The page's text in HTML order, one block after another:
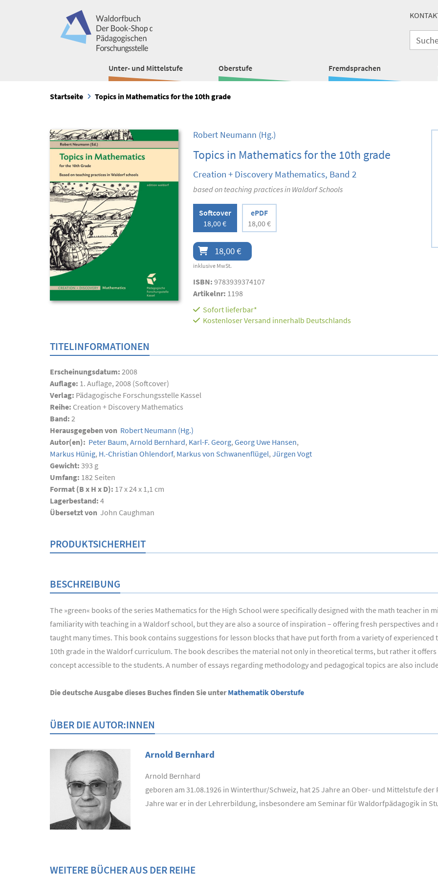
Unter- und Mittelstufe Oberstufe Fremdsprachen
Startseite Topics in Mathematics for the 10th grade
Robert Neumann (Hg.)
Topics in Mathematics for the 10th grade
Creation + Discovery Mathematics, Band 2
based on teaching practices in Waldorf Schools
Softcover
18,00 €
ePDF
18,00 €
18,00 €
inklusive MwSt.
ISBN: 9783939374107
Artikelnr: 1198
Sofort lieferbar*
Kostenloser Versand innerhalb Deutschlands
TITELINFORMATIONEN
Erscheinungsdatum: 2008
Auflage: 1. Auflage, 2008 (Softcover)
Verlag: Pädagogische Forschungsstelle Kassel
Reihe: Creation + Discovery Mathematics
Band: 2
Herausgegeben von Robert Neumann (Hg.)
Autor(en): Peter Baum, Arnold Bernhard, Karl-F. Georg, Georg Uwe Hansen,
Markus Hünig, H.-Christian Ohlendorf, Markus von Schwanenflügel, Jürgen Vogt
Gewicht: 393 g
Umfang: 182 Seiten
Format (B x H x D): 17 x 24 x 1,1 cm
Lagerbestand: 4
Übersetzt von John Caughman
PRODUKTSICHERHEIT
BESCHREIBUNG
The »green« books of the series Mathematics for the High School were specifically designed with the math teacher in
familiarity with teaching in a Waldorf school, but they are also a source of inspiration – offering fresh perspectives
taught many times. This book contains suggestions for lesson blocks that have put forth from a variety of
10th grade in the Waldorf curriculum. The book describes the material not only in theoretical terms, but rather it
concept accessible to the students. A number of essays regarding methodology and pedagogical topics are also
Die deutsche Ausgabe dieses Buches finden Sie unterMathematik Oberstufe
ÜBER DIE AUTOR:INNEN
Arnold Bernhard
Arnold Bernhard
geboren am 31.08.1926 in Winterthur/Schweiz, hat 25 Jahre an Ober- und Mittelstufe
Jahre war er in der Lehrerbildung, insbesondere am Seminar für Waldorfpädagogik in
WEITERE BÜCHER AUS DER REIHE